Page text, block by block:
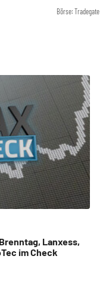
Börse: Tradegate
Lanxess,
im Check